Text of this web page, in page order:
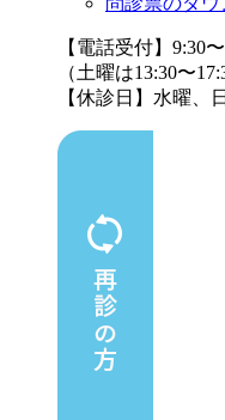
【電話受付】9:30
（土曜は13:30〜
【休診日】水曜、